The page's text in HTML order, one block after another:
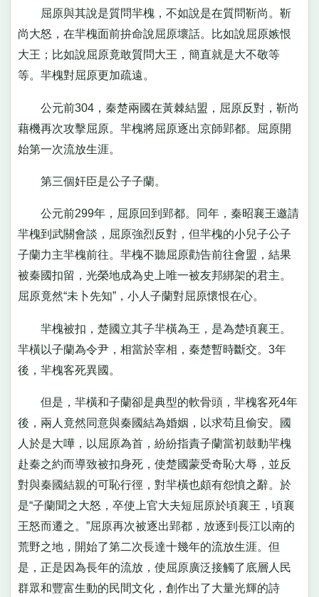
屈原與其說是質問羋槐，不如說是在質問靳尚。靳
尚大怒，在羋槐面前拚命說屈原壞話。比如說屈原嫉恨
大王；比如說屈原竟敢質問大王，簡直就是大不敬等
等。羋槐對屈原更加疏遠。
公元前304，秦楚兩國在黃棘結盟，屈原反對，靳尚
藉機再次攻擊屈原。羋槐將屈原逐出京師郢都。屈原開
始第一次流放生涯。
第三個奸臣是公子子蘭。
公元前299年，屈原回到郢都。同年，秦昭襄王邀請
羋槐到武關會談，屈原強烈反對，但羋槐的小兒子公子
子蘭力主羋槐前往。羋槐不聽屈原勸告前往會盟，結果
被秦國扣留，光榮地成為史上唯一被友邦綁架的君主。
屈原竟然“未卜先知”，小人子蘭對屈原懷恨在心。
羋槐被扣，楚國立其子羋橫為王，是為楚頃襄王。
羋橫以子蘭為令尹，相當於宰相，秦楚暫時斷交。3年
後，羋槐客死異國。
但是，羋橫和子蘭卻是典型的軟骨頭，羋槐客死4年
後，兩人竟然同意與秦國結為婚姻，以求苟且偷安。國
人於是大嘩，以屈原為首，紛紛指責子蘭當初鼓動羋槐
赴秦之約而導致被扣身死，使楚國蒙受奇恥大辱，並反
對與秦國結親的可恥行徑，對羋橫也頗有怨憤之辭。於
是“子蘭聞之大怒，卒使上官大夫短屈原於頃襄王，頃襄
王怒而遷之。”屈原再次被逐出郢都，放逐到長江以南的
荒野之地，開始了第二次長達十幾年的流放生涯。但
是，正是因為長年的流放，使屈原廣泛接觸了底層人民
群眾和豐富生動的民間文化，創作出了大量光輝的詩